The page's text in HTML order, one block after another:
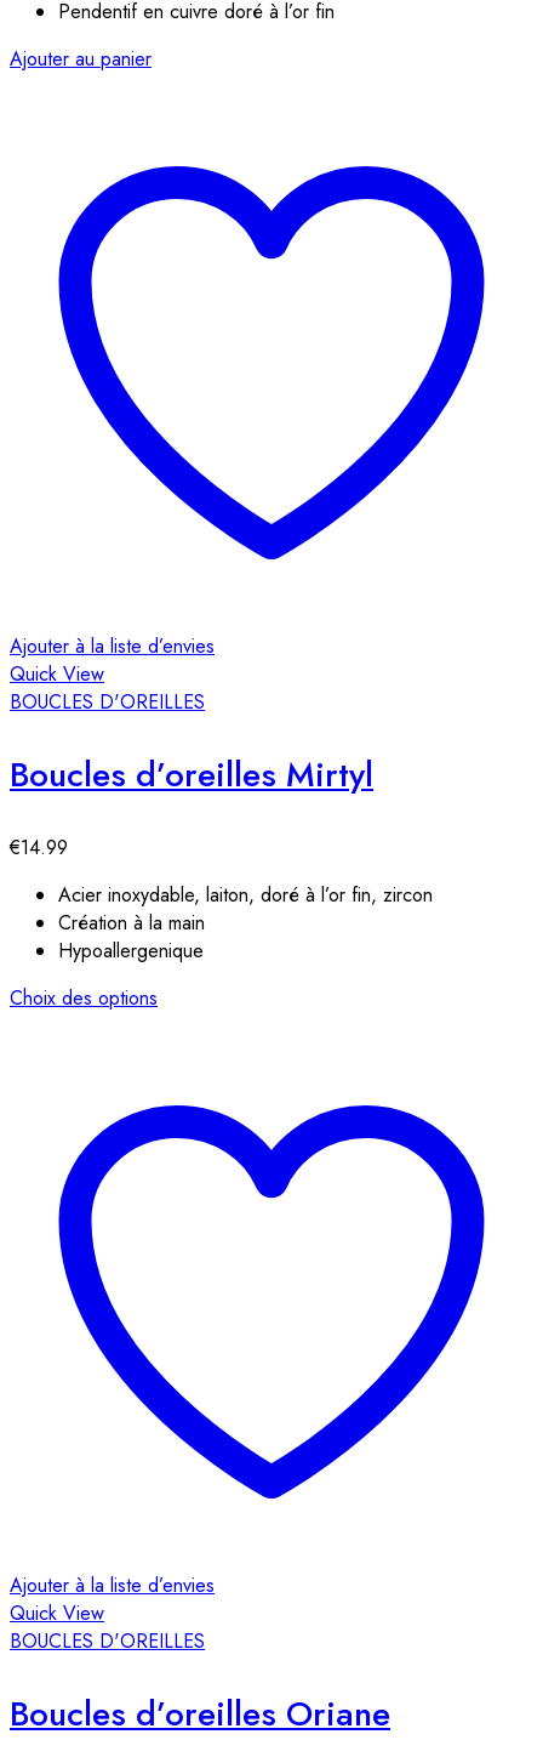
Pendentif en cuivre doré à l’or fin
Ajouter au panier
Ajouter à la liste d’envies
Quick View
BOUCLES D'OREILLES
Boucles d’oreilles Mirtyl
€14.99
Acier inoxydable, laiton, doré à l’or fin, zircon
Création à la main
Hypoallergenique
Choix des options
Ajouter à la liste d’envies
Quick View
BOUCLES D'OREILLES
Boucles d’oreilles Oriane